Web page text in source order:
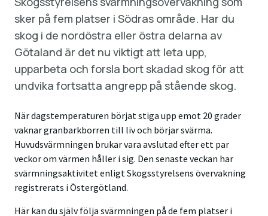
sker på fem platser i Södras område. Har du
skog i de nordöstra eller östra delarna av
Götaland är det nu viktigt att leta upp,
upparbeta och forsla bort skadad skog för att
undvika fortsatta angrepp på stående skog.
När dagstemperaturen börjat stiga upp emot 20 grader
vaknar granbarkborren till liv och börjar svärma.
Huvudsvärmningen brukar vara avslutad efter ett par
veckor om värmen håller i sig. Den senaste veckan har
svärmningsaktivitet enligt Skogsstyrelsens övervakning
registrerats i Östergötland.
Här kan du själv följa svärmningen på de fem platser i